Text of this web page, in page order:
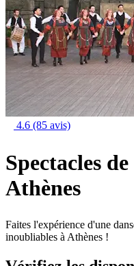
4.6 (85 avis)
Spectacles
Athènes
Faites l'expérience d'une
inoubliables à Athènes !